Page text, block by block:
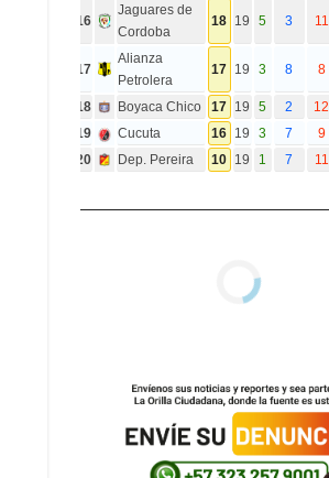
16
Jaguares de
Cordoba
18 19 5 3 11
17
Alianza
Petrolera
17 19 3 8 8
18 Boyaca Chico 17 19 5 2 12
19
Cucuta 16 19 3 7 9
20
Dep. Pereira 10 19 1 7 11